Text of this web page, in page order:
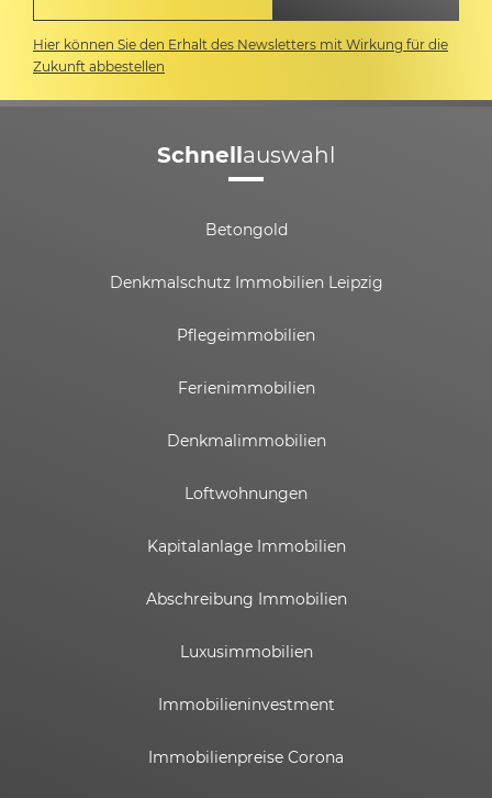
Hier können Sie den Erhalt des Newsletters mit Wirkung für die
Zukunft abbestellen
Schnellauswahl
Betongold
Denkmalschutz Immobilien Leipzig
Pflegeimmobilien
Ferienimmobilien
Denkmalimmobilien
Loftwohnungen
Kapitalanlage Immobilien
Abschreibung Immobilien
Luxusimmobilien
Immobilieninvestment
Immobilienpreise Corona